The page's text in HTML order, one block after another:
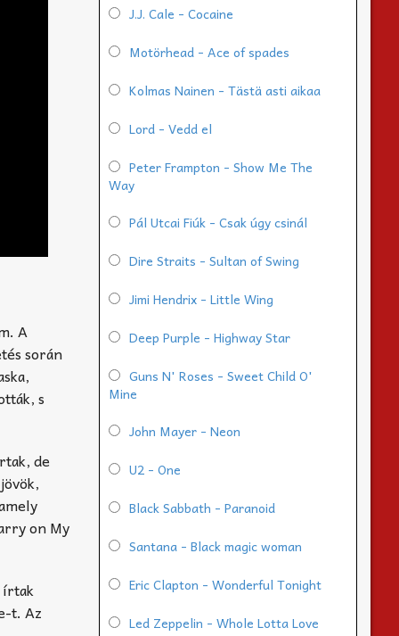
A
során
s
de
on My
írtak
t. Az
J.J. Cale - Cocaine
Motörhead - Ace of spades
Kolmas Nainen - Tästä asti aikaa
Lord - Vedd el
Peter Frampton - Show Me The
Way
Pál Utcai Fiúk - Csak úgy csinál
Dire Straits - Sultan of Swing
Jimi Hendrix - Little Wing
Deep Purple - Highway Star
Guns N' Roses - Sweet Child O'
Mine
John Mayer - Neon
U2 - One
Black Sabbath - Paranoid
Santana - Black magic woman
Eric Clapton - Wonderful Tonight
Led Zeppelin - Whole Lotta Love